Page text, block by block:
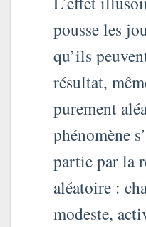
pousse les
qu’ils
résultat,
purement
phénomène
partie par la
aléatoire :
modeste,